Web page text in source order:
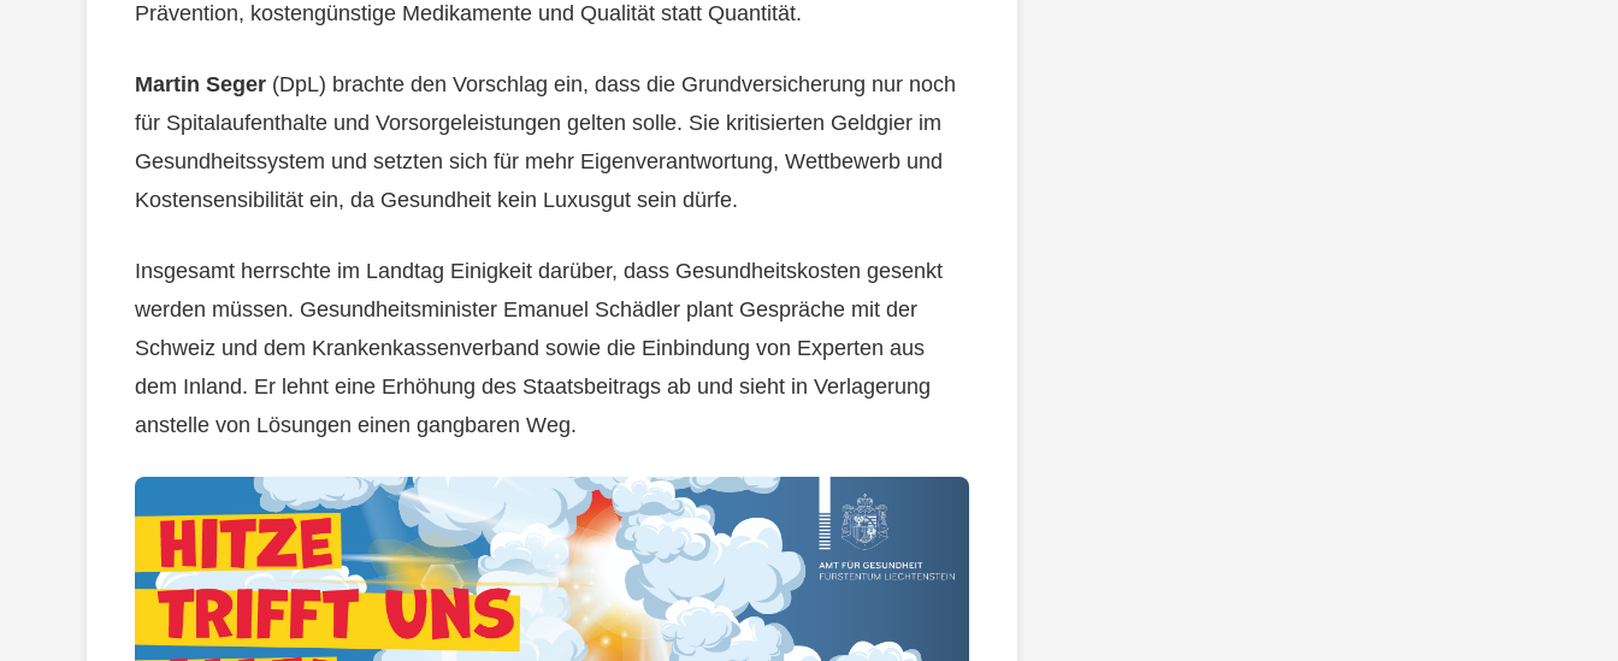
Prävention, kostengünstige Medikamente und Qualität statt Quantität.
Martin Seger (DpL) brachte den Vorschlag ein, dass die Grundversicherung nur noch
für Spitalaufenthalte und Vorsorgeleistungen gelten solle. Sie kritisierten Geldgier im
Gesundheitssystem und setzten sich für mehr Eigenverantwortung, Wettbewerb und
Kostensensibilität ein, da Gesundheit kein Luxusgut sein dürfe.
Insgesamt herrschte im Landtag Einigkeit darüber, dass Gesundheitskosten gesenkt
werden müssen. Gesundheitsminister Emanuel Schädler plant Gespräche mit der
Schweiz und dem Krankenkassenverband sowie die Einbindung von Experten aus
dem Inland. Er lehnt eine Erhöhung des Staatsbeitrags ab und sieht in Verlagerung
anstelle von Lösungen einen gangbaren Weg.